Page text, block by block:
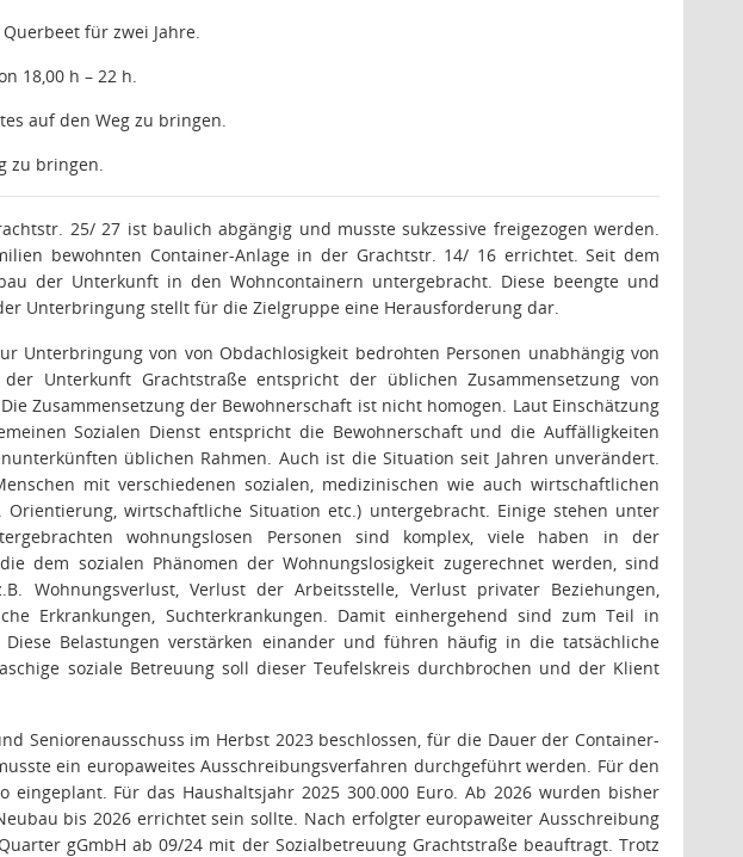
für zwei Jahre.
18,00 h – 22 h.
auf den Weg zu bringen.
zu bringen.
25/ 27 ist baulich abgängig und musste sukzessive freigezogen werden.
bewohnten Container-Anlage in der Grachtstr. 14/ 16 errichtet. Seit dem
der Unterkunft in den Wohncontainern untergebracht. Diese beengte und
Unterbringung stellt für die Zielgruppe eine Herausforderung dar.
Unterbringung von von Obdachlosigkeit bedrohten Personen unabhängig von
Unterkunft Grachtstraße entspricht der üblichen Zusammensetzung von
Zusammensetzung der Bewohnerschaft ist nicht homogen. Laut Einschätzung
Sozialen Dienst entspricht die Bewohnerschaft und die Auffälligkeiten
üblichen Rahmen. Auch ist die Situation seit Jahren unverändert.
mit verschiedenen sozialen, medizinischen wie auch wirtschaftlichen
Orientierung, wirtschaftliche Situation etc.) untergebracht. Einige stehen unter
wohnungslosen Personen sind komplex, viele haben in der
dem sozialen Phänomen der Wohnungslosigkeit zugerechnet werden, sind
Wohnungsverlust, Verlust der Arbeitsstelle, Verlust privater Beziehungen,
Erkrankungen, Suchterkrankungen. Damit einhergehend sind zum Teil in
Diese Belastungen verstärken einander und führen häufig in die tatsächliche
soziale Betreuung soll dieser Teufelskreis durchbrochen und der Klient
Seniorenausschuss im Herbst 2023 beschlossen, für die Dauer der Container-
ein europaweites Ausschreibungsverfahren durchgeführt werden. Für den
eingeplant. Für das Haushaltsjahr 2025 300.000 Euro. Ab 2026 wurden bisher
bis 2026 errichtet sein sollte. Nach erfolgter europaweiter Ausschreibung
gGmbH ab 09/24 mit der Sozialbetreuung Grachtstraße beauftragt. Trotz